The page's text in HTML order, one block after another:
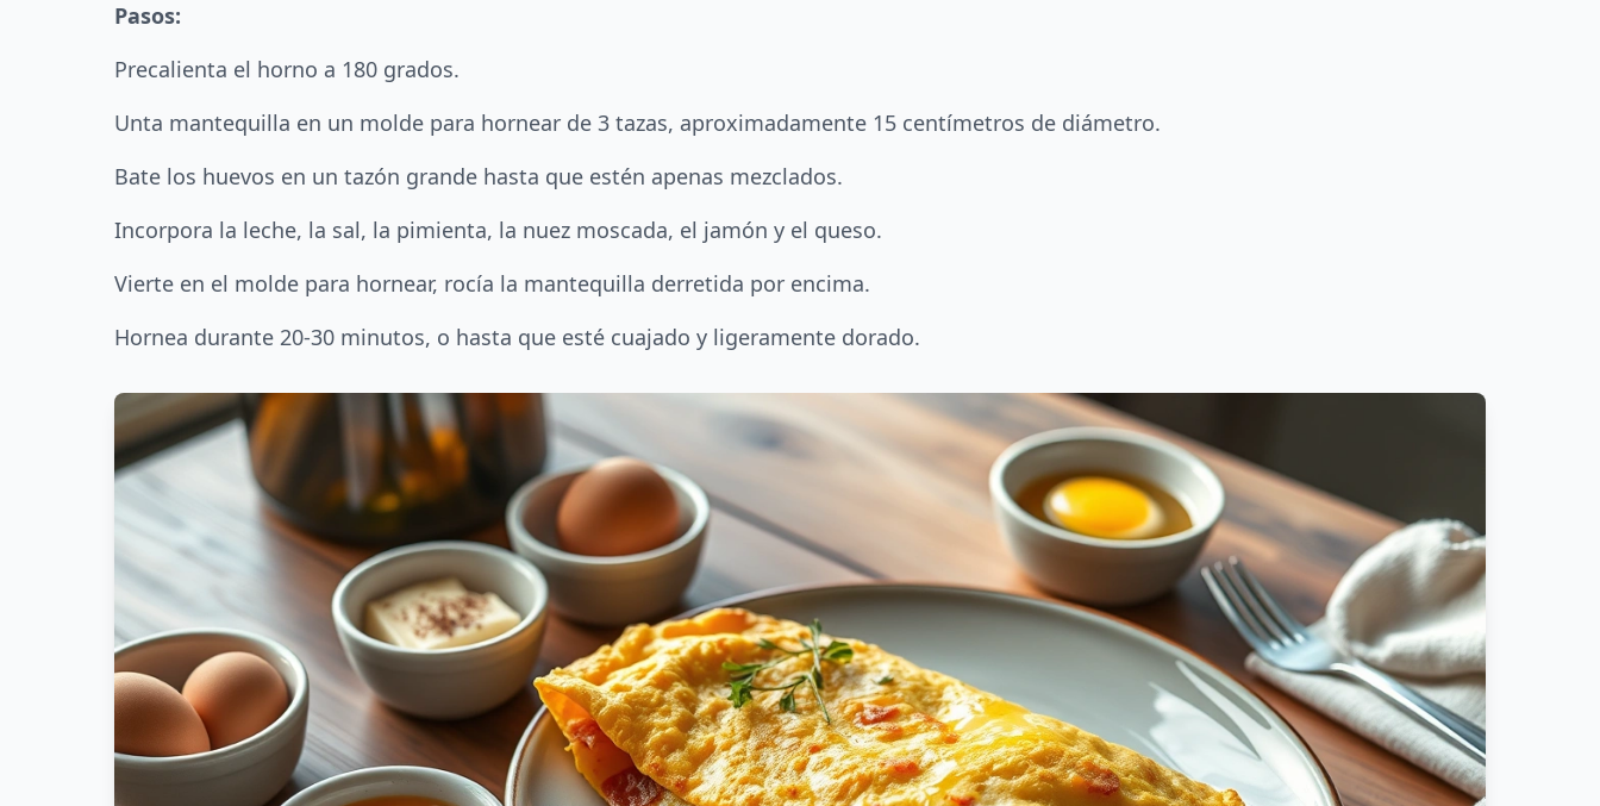
Pasos:
Precalienta el horno a 180 grados.
Unta mantequilla en un molde para hornear de 3 tazas, aproximadamente 15 centímetros de diámetro.
Bate los huevos en un tazón grande hasta que estén apenas mezclados.
Incorpora la leche, la sal, la pimienta, la nuez moscada, el jamón y el queso.
Vierte en el molde para hornear, rocía la mantequilla derretida por encima.
Hornea durante 20-30 minutos, o hasta que esté cuajado y ligeramente dorado.